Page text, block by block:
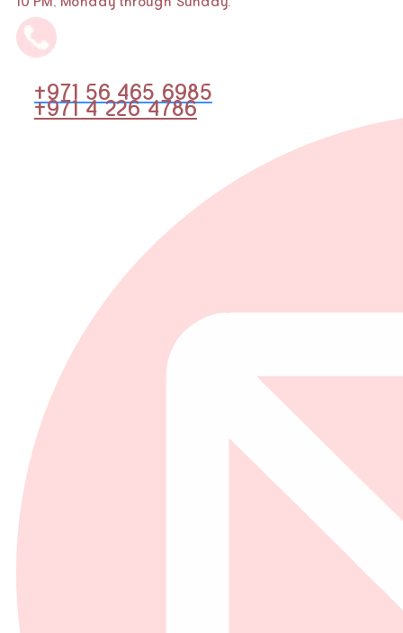
10 PM, Monday through Sunday.
+971 56 465 6985
+971 4 226 4786